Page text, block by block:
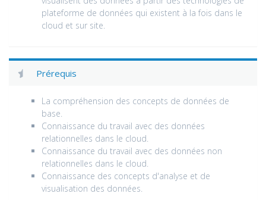
plateforme de données qui existent à la fois dans le
cloud et sur site.
Prérequis
La compréhension des concepts de données de
base.
Connaissance du travail avec des données
relationnelles dans le cloud.
Connaissance du travail avec des données non
relationnelles dans le cloud.
Connaissance des concepts d'analyse et de
visualisation des données.